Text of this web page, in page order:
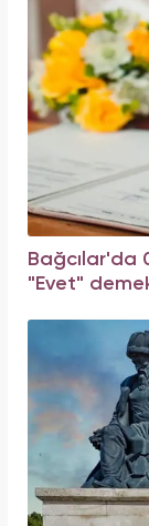
Bağcılar'da
"Evet"